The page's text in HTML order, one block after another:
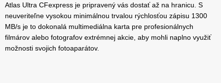
Atlas Ultra CFexpress je pripravený vás dostať až na hranicu. S
neuveriteľne vysokou minimálnou trvalou rýchlosťou zápisu 1300
MB/s je to dokonalá multimediálna karta pre profesionálnych
filmárov alebo fotografov extrémnej akcie, aby mohli naplno využiť
možnosti svojich fotoaparátov.